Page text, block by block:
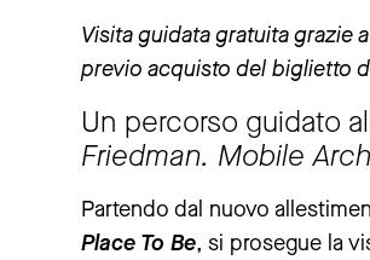
Visita guidata gratuita grazie
previo acquisto del biglietto
Un percorso guidato
Friedman. Mobile
Partendo dal nuovo
Place To Be, si prosegue la